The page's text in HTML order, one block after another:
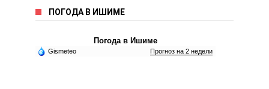
ПОГОДА В ИШИМЕ
Погода в Ишиме
Gismeteo Прогноз на 2 недели